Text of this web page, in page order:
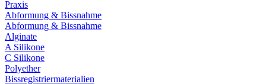
Praxis
Abformung & Bissnahme
Abformung & Bissnahme
Alginate
A Silikone
C Silikone
Polyether
Bissregistriermaterialien